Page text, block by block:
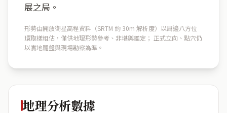
展之局。
形勢由開放衛星高程資料（SRTM 約 30m 解析度）以周邊八方位
環取樣粗估，僅供地理形勢參考、非堪輿鑑定； 正式立向、點穴仍
以實地羅盤與現場勘察為準。
地理分析數據